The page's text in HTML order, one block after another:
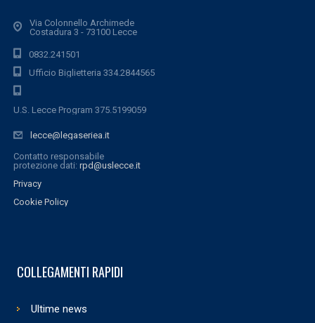
Via Colonnello Archimede
Costadura 3 - 73100 Lecce
0832.241501
Ufficio Biglietteria 334.2844565
U.S. Lecce Program 375.5199059
lecce@legaseriea.it
Contatto responsabile
protezione dati: rpd@uslecce.it
Privacy
Cookie Policy
COLLEGAMENTI RAPIDI
Ultime news